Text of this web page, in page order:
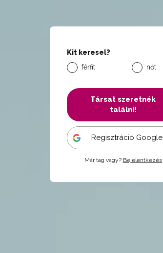
Kit keresel?
férfit
nőt
Társat szeretnék
találni!
Regisztráció Google
Már tag vagy? Bejelentkezés